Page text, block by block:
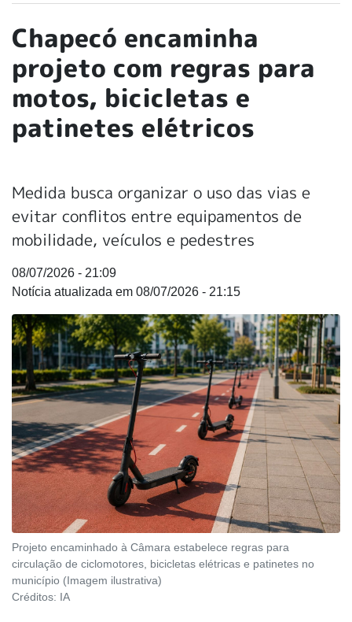
Chapecó encaminha
projeto com regras para
motos, bicicletas e
patinetes elétricos
Medida busca organizar o uso das vias e
evitar conflitos entre equipamentos de
mobilidade, veículos e pedestres
08/07/2026 - 21:09
08/07/2026 - 21:15
Projeto encaminhado à Câmara estabelece regras para
circulação de ciclomotores, bicicletas elétricas e patinetes no
município (Imagem ilustrativa)
Créditos: IA